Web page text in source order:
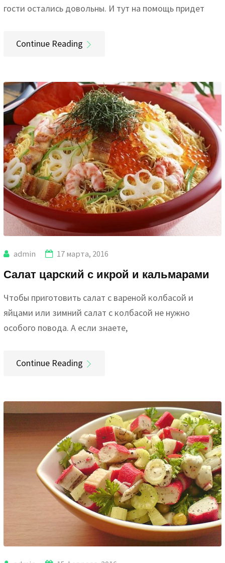
гости остались довольны. И тут на помощь придет
Continue Reading
admin 17 марта, 2016
Салат царский с икрой и кальмарами
Чтобы приготовить салат с вареной колбасой и
яйцами или зимний салат с колбасой не нужно
особого повода. А если знаете,
Continue Reading